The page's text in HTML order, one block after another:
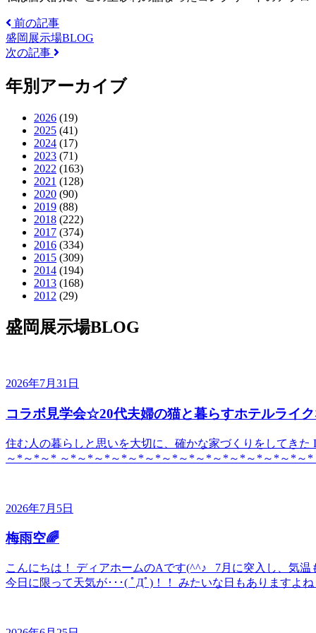
前の記事
盛岡展示場BLOG
次の記事
年別アーカイブ
2026 (19)
2025 (41)
2024 (17)
2023 (71)
2022 (163)
2021 (128)
2020 (90)
2019 (88)
2018 (222)
2017 (374)
2016 (334)
2015 (309)
2014 (194)
2013 (168)
2012 (29)
盛岡展示場BLOG
2026年7月31日
コラボ見学会☆20代夫婦の猫と暮らすホテルライ
住む人の暮らしと思いを大切に、確かな家づくりをしてき
～*～*～* ～*～*～*～*～*～*～*～*～*～*～*～*～*～*
2026年7月5日
梅雨空🌈
こんにちは！ ディアホームのAです(^^♪ 7月に突入し、気
今日に限って天気が･･･( ﾟДﾟ)！！ みたいな日もありますよ